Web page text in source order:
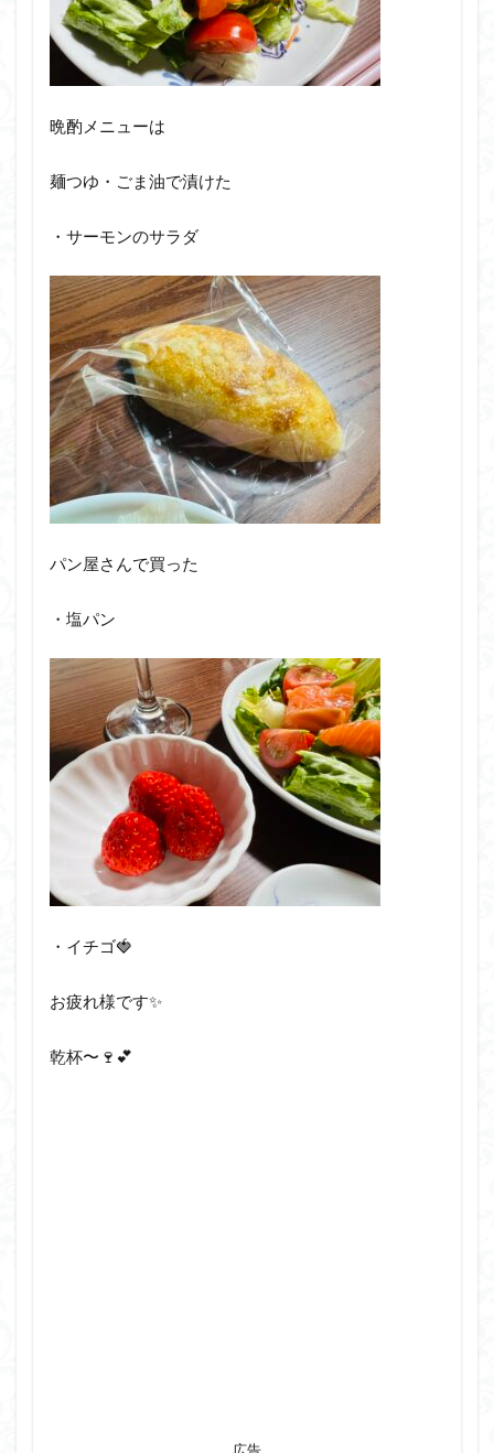
晩酌メニューは
麺つゆ・ごま油で漬けた
・サーモンのサラダ
パン屋さんで買った
・塩パン
・イチゴ🍓
お疲れ様です✨
乾杯〜🍷💕